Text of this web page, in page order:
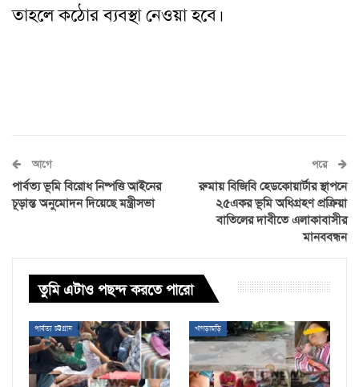
তাহলে কঠোর ব্যবস্থা নেওয়া হবে।
আগে
পার্বত্য ভূমি বিরোধ নিষ্পত্তি আইনের
চূড়ান্ত অনুমোদন দিয়েছে মন্ত্রীসভা
পরে
রুমায় বিজিবি হেডকোয়ার্টার স্থাপনে
২৫একর ভূমি অধিগ্রহণ প্রক্রিয়া
বাতিলের দাবীতে এলাকাবাসীর
মানববন্ধন
তুমি এটাও পছন্দ করতে পারো
পার্বত্য চট্টগ্রাম খাগড়াছড়ি